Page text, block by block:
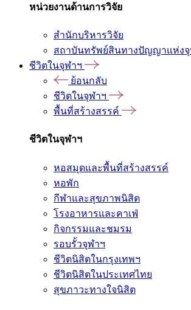
หน่วยงานด้านการวิจัย
สำนักบริหารวิจัย
สถาบันทรัพย์สินทางปัญญาแห่งจุ
ชีวิตในจุฬาฯ
ย้อนกลับ
ชีวิตในจุฬาฯ
พื้นที่สร้างสรรค์
ชีวิตในจุฬาฯ
หอสมุดและพื้นที่สร้างสรรค์
หอพัก
กีฬาและสุขภาพนิสิต
โรงอาหารและคาเฟ่
กิจกรรมและชมรม
รอบรั้วจุฬาฯ
ชีวิตนิสิตในกรุงเทพฯ
ชีวิตนิสิตในประเทศไทย
สุขภาวะทางใจนิสิต